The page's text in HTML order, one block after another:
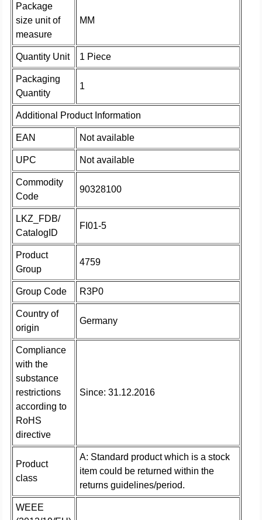
Package
size unit of
measure
MM
Quantity Unit 1 Piece
Packaging
Quantity
1
Additional Product Information
EAN Not available
UPC Not available
Commodity
Code
90328100
LKZ_FDB/
CatalogID
FI01-5
Product
Group
4759
Group Code R3P0
Country of
origin
Germany
Compliance
with the
substance
restrictions
according to
RoHS
directive
Since: 31.12.2016
Product
class
A: Standard product which is a stock
item could be returned within the
returns guidelines/period.
WEEE